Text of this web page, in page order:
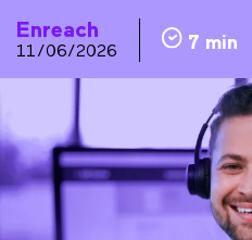
Enreach
11/06/2026 7 min